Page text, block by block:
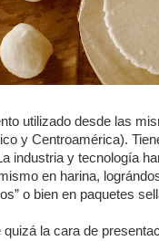
utilizado desde las
y Centroamérica).
industria y tecnología
en harina,
o bien en paquetes
quizá la cara de